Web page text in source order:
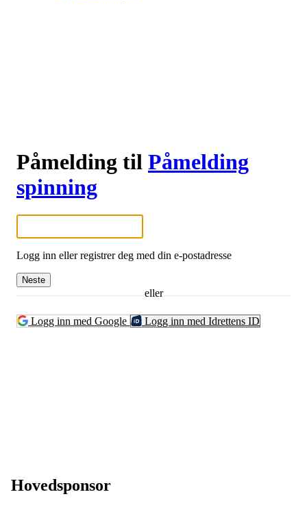
Påmelding til Påmelding
spinning
Logg inn eller registrer deg med din e-postadresse
Neste
eller
Logg inn med Google Logg inn med Idrettens ID
Hovedsponsor